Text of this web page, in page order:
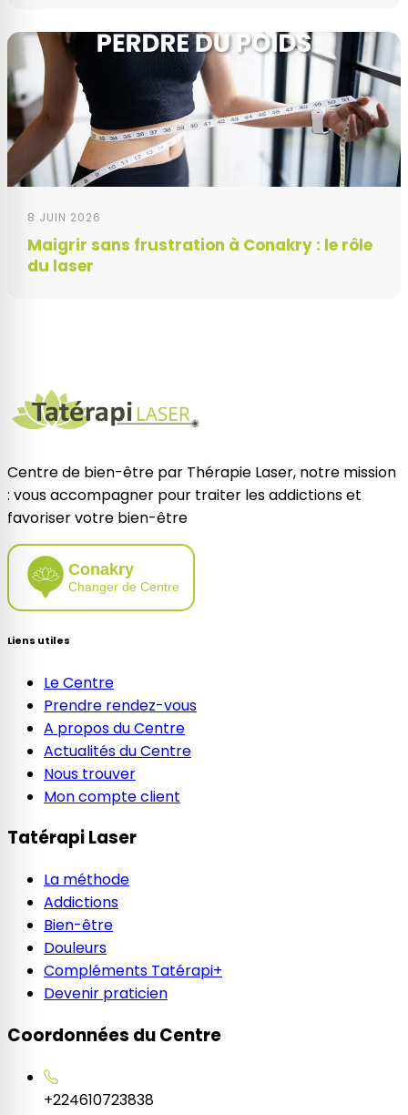
8 JUIN 2026
Maigrir sans frustration à Conakry : le rôle
du laser
Centre de bien-être par Thérapie Laser, notre mission
: vous accompagner pour traiter les addictions et
favoriser votre bien-être
Conakry
Changer de Centre
Liens utiles
Le Centre
Prendre rendez-vous
A propos du Centre
Actualités du Centre
Nous trouver
Mon compte client
Tatérapi Laser
La méthode
Addictions
Bien-être
Douleurs
Compléments Tatérapi+
Devenir praticien
Coordonnées du Centre
+224610723838